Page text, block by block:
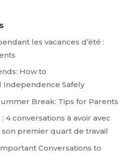
les vacances d’été :
How to
Independence Safely
Break: Tips for Parents
4 conversations à avoir avec
premier quart de travail
Conversations to